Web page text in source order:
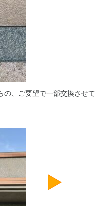
の、ご要望で一部交換させて